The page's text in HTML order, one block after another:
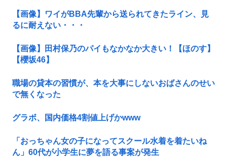
【画像】ワイがBBA先輩から送られてきたライン、見
るに耐えない・・・
【画像】田村保乃のパイもなかなか大きい！【ほのす】
【櫻坂46】
職場の貸本の習慣が、本を大事にしないおばさんのせい
で無くなった
グラボ、国内価格4割値上げかwww
「おっちゃん女の子になってスクール水着を着たいね
ん」60代が小学生に夢を語る事案が発生